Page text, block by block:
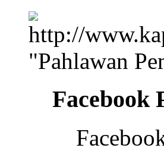
"Pahlawan
Facebook